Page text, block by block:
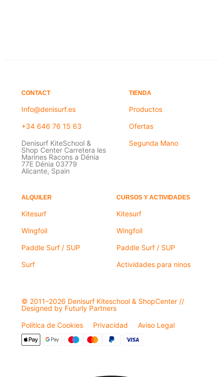
CONTACT
Info@denisurf.es
+34 646 76 15 63
Denisurf KiteSchool &
Shop Center Carretera les
Marines Racons a Dénia
77E Dénia 03779
Alicante, Spain
TIENDA
Productos
Ofertas
Segunda Mano
ALQUILER
Kitesurf
Wingfoil
Paddle Surf / SUP
Surf
CURSOS Y ACTIVIDADES
Kitesurf
Wingfoil
Paddle Surf / SUP
Actividades para ninos
© 2011–2026 Denisurf Kiteschool & ShopCenter //
Designed by Futurly Partners
Politica de Cookies
Privacidad Aviso Legal